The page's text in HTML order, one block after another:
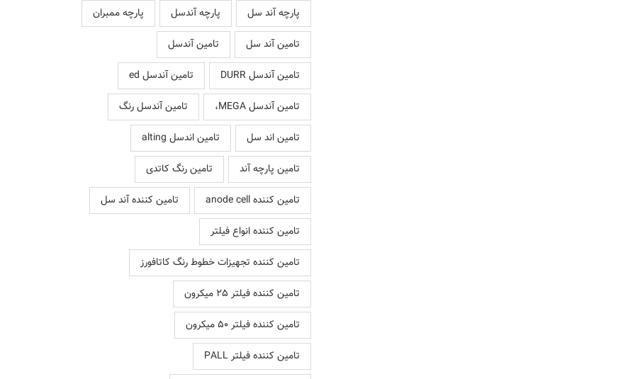
پارچه آند سل
پارچه آندسل
پارچه ممبران
تامین آند سل
تامین آندسل
تامین آندسل DURR
تامین آندسل ed
تامین آندسل MEGA،
تامین آندسل رنگ
تامین اند سل
تامین اندسل alting
تامین پارچه آند
تامین رنگ کاتدی
تامین کننده anode cell
تامین کننده آند سل
تامین کننده انواع فیلتر
تامین کننده تجهیزات خطوط رنگ کاتافورز
تامین کننده فیلتر 25 میکرون
تامین کننده فیلتر 50 میکرون
تامین کننده فیلتر PALL